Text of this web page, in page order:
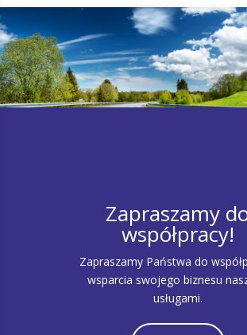
Zapraszamy
współpracy!
Zapraszamy Państwa do
wsparcia swojego biznesu
usługami.